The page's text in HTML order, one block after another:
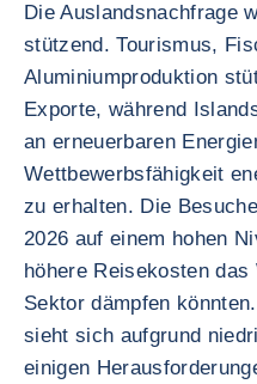
Die Auslandsnachfrage
stützend. Tourismus,
Aluminiumproduktion
Exporte, während
an erneuerbaren
Wettbewerbsfähigkeit
zu erhalten. Die
2026 auf einem hohen
höhere Reisekosten
Sektor dämpfen
sieht sich aufgrund
einigen